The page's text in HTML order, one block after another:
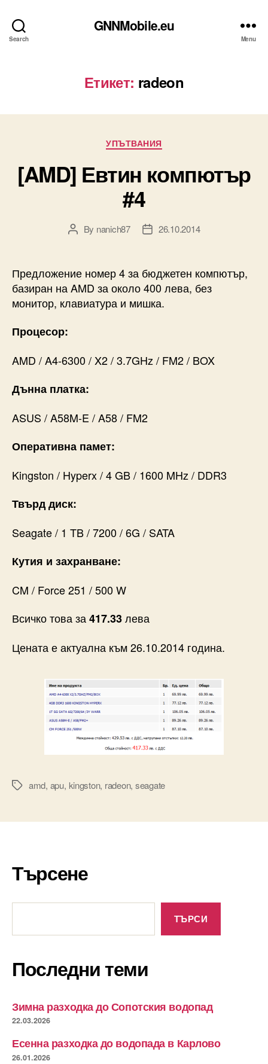
Search
GNNMobile.eu
Menu
Етикет: radeon
Categories
УПЪТВАНИЯ
[AMD] Евтин компютър
#4
PostBy nanich87
Post26.10.2014
Предложение номер 4 за бюджетен компютър,
базиран на AMD за около 400 лева, без
монитор, клавиатура и мишка.
Процесор:
AMD / A4-6300 / X2 / 3.7GHz / FM2 / BOX
Дънна платка:
ASUS / A58M-E / A58 / FM2
Оперативна памет:
Kingston / Hyperx / 4 GB / 1600 MHz / DDR3
Твърд диск:
Seagate / 1 TB / 7200 / 6G / SATA
Кутия и захранване:
CM / Force 251 / 500 W
Всичко това за417.33лева
Цената е актуална към 26.10.2014 година.
Tagsamd, apu, kingston, radeon, seagate
Търсене
ТЪРСИ
Последни теми
Зимна разходка до Сопотския водопад
22.03.2026
Есенна разходка до водопада в Карлово
26.01.2026